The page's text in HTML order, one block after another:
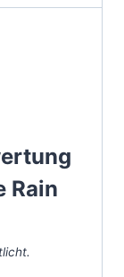
Rain